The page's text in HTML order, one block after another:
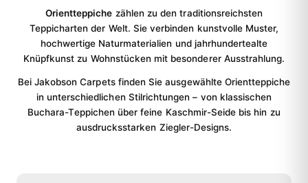
Orientteppiche zählen zu den traditionsreichsten
Teppicharten der Welt. Sie verbinden kunstvolle Muster,
hochwertige Naturmaterialien und jahrhundertealte
Knüpfkunst zu Wohnstücken mit besonderer Ausstrahlung.
Bei Jakobson Carpets finden Sie ausgewählte Orientteppiche
in unterschiedlichen Stilrichtungen – von klassischen
Buchara-Teppichen über feine Kaschmir-Seide bis hin zu
ausdrucksstarken Ziegler-Designs.